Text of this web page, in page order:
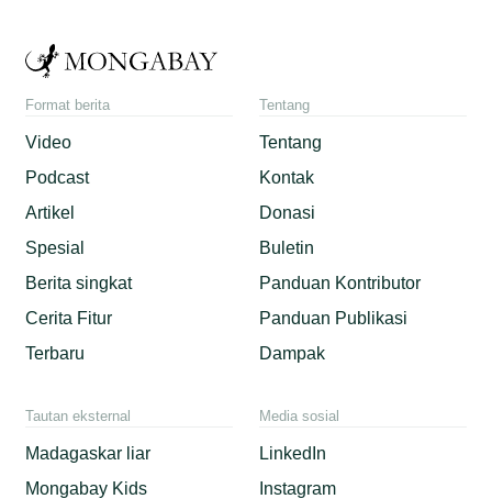
Format berita
Video
Podcast
Artikel
Spesial
Berita singkat
Cerita Fitur
Terbaru
Tentang
Tentang
Kontak
Donasi
Buletin
Panduan Kontributor
Panduan Publikasi
Dampak
Tautan eksternal
Madagaskar liar
Mongabay Kids
Media sosial
LinkedIn
Instagram